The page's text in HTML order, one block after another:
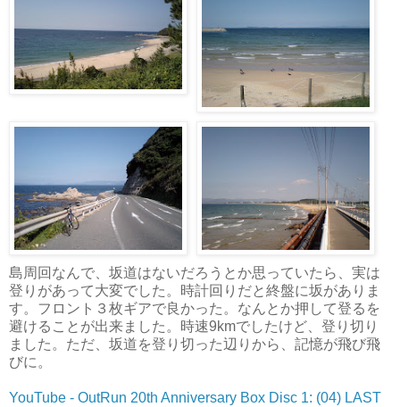
島周回なんで、坂道はないだろうとか思っていたら、実は
登りがあって大変でした。時計回りだと終盤に坂がありま
す。フロント３枚ギアで良かった。なんとか押して登るを
避けることが出来ました。時速9kmでしたけど、登り切り
ました。ただ、坂道を登り切った辺りから、記憶が飛び飛
びに。
YouTube - OutRun 20th Anniversary Box Disc 1: (04) LAST